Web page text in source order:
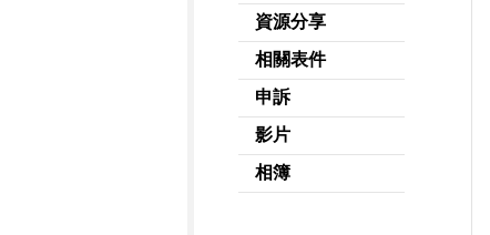
資源分享
相關表件
申訴
影片
相簿